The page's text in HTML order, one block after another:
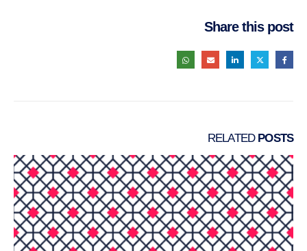
Share this post
RELATED POSTS